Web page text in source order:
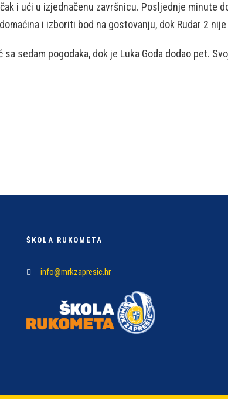
i ući u izjednačenu završnicu. Posljednje minute
i izboriti bod na gostovanju, dok Rudar 2
sedam pogodaka, dok je Luka Goda dodao pet.
ŠKOLA RUKOMETA
info@mrkzapresic.hr